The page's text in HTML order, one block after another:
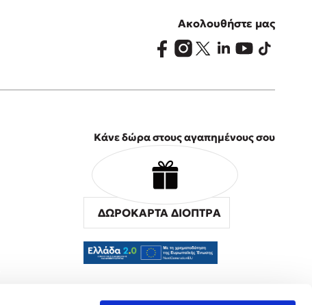
Ακολουθήστε μας
Κάνε δώρα στους αγαπημένους σου
ΔΩΡΟΚΑΡΤΑ ΔΙΟΠΤΡΑ